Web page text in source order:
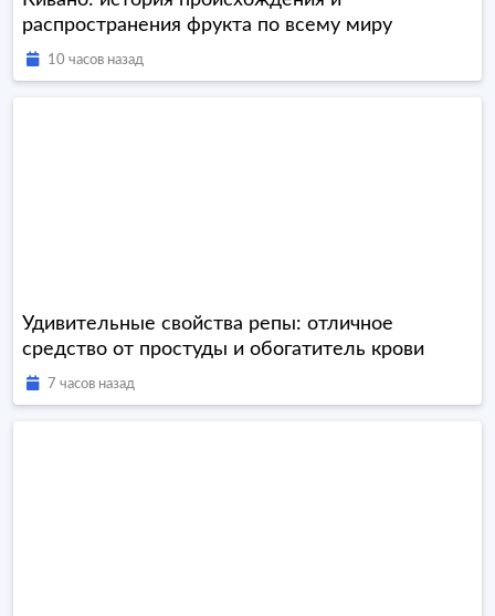
распространения фрукта по всему миру
10 часов назад
Удивительные свойства репы: отличное
средство от простуды и обогатитель крови
7 часов назад